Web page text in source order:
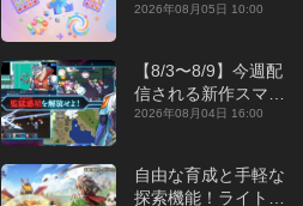
オフライン対応あり
2026年08月05日 10:00
【8/3〜8/9】今週配
信される新作スマホ
ゲームをまとめてお
2026年08月04日 16:00
自由な育成と手軽な
探索機能！ライトカ